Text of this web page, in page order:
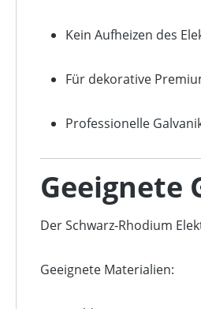
Kein Aufheizen des
Für dekorative
Professionelle
Geeignete
Der Schwarz-Rhodium
Geeignete Materialien: